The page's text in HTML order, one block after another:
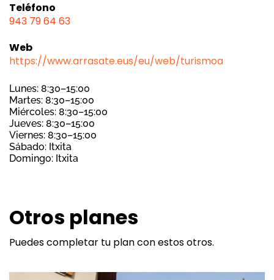
Teléfono
943 79 64 63
Web
https://www.arrasate.eus/eu/web/turismoa
Lunes: 8:30–15:00
Martes: 8:30–15:00
Miércoles: 8:30–15:00
Jueves: 8:30–15:00
Viernes: 8:30–15:00
Sábado: Itxita
Domingo: Itxita
Otros planes
Puedes completar tu plan con estos otros.